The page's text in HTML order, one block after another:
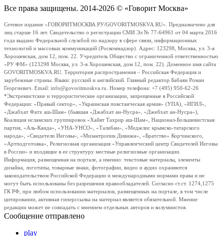
Все права защищены. 2014-2026 © «Говорит Москва»
Сетевое издание «ГОВОРИТМОСКВА.РУ/GOVORITMOSKVA.RU». Предназначено для
лиц старше 16 лет. Свидетельство о регистрации СМИ Эл № 77-64961 от 04 марта 2016
года выдано Федеральной службой по надзору в сфере связи, информационных
технологий и массовых коммуникаций (Роскомнадзор). Адрес: 123298, Москва, ул. 3-я
Хорошевская, дом 12, пом. 22. Учредитель Общество с ограниченной ответственностью
«РУ ФМ» (123298 Москва, ул. 3-я Хорошевская, дом 12, пом. 22). Доменное имя сайта
GOVORITMOSKVA.RU. Территория распространения – Российская Федерация и
зарубежные страны. Языки: русский и английский. Главный редактор Бабаян Роман
Георгиевич. Email: info@govoritmoskva.ru. Номер телефона: +7 (495) 950-62-26
*Экстремистские и террористические организации, запрещенные в Российской
Федерации: «Правый сектор», «Украинская повстанческая армия» (УПА), «ИГИЛ»,
«Джабхат Фатх аш-Шам» (бывшая «Джабхат ан-Нусра», «Джебхат ан-Нусра»),
Коалиция исламских группировок «Хайят Тахрир аш-Шам», Национал-Большевистская
партия, «Аль-Каида», «УНА-УНСО», «Талибан», «Меджлис крымско-татарского
народа», «Свидетели Иеговы», «Мизантропик Дивижн», «Братство» Корчинского,
«Артподготовка», Религиозная организация «Управленческий центр Свидетелей Иеговы
в России» и входящие в ее структуру местные религиозные организации.
Информация, размещенная на портале, а именно: текстовые материалы, элементы
дизайна, логотипы, товарные знаки, фотографии, видео и аудио охраняются
законодательством Российской Федерации и международными нормами права и не
могут быть использованы без разрешения правообладателей. Согласно ст.ст. 1274,1275
ГК РФ, при любом использовании материалов, размещенных на портале, в том числе
цитировании, активная гиперссылка на материал является обязательной. Мнение
редакции может не совпадать с мнением отдельных авторов и колумнистов.
Сообщение отправлено
play